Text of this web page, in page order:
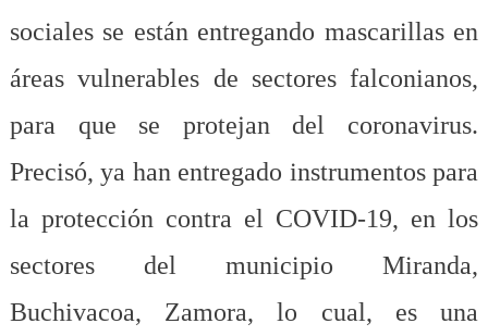
sociales se están entregando mascarillas en
áreas vulnerables de sectores falconianos,
para que se protejan del coronavirus.
Precisó, ya han entregado instrumentos para
la protección contra el COVID-19, en los
sectores del municipio Miranda,
Buchivacoa, Zamora, lo cual, es una